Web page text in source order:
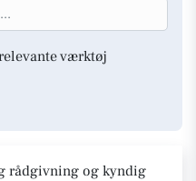
værktøj
rådgivning og kyndig